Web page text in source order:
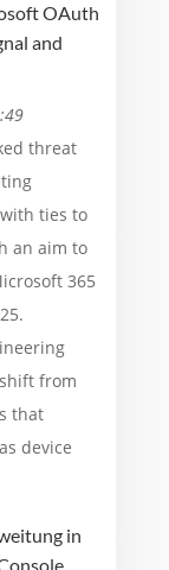
OAuth
and
threat
ties to
an aim to
365
from
that
device
in